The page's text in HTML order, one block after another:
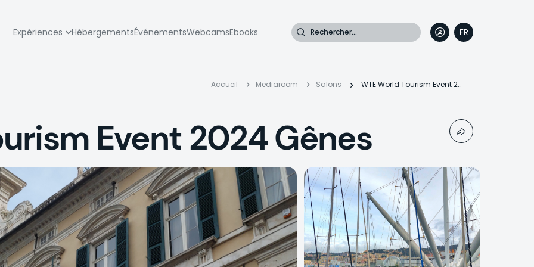
Expériences HébergementsÉvénementsWebcamsEbooks Rechercher
FR
IT
EN
DE
Fil
d'Ariane
Accueil Mediaroom Salons WTE World Tourism Event 2024 Gênes
Event 2024 Gênes